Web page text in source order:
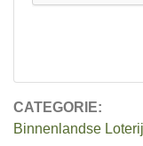
CATEGORIE:
Binnenlandse